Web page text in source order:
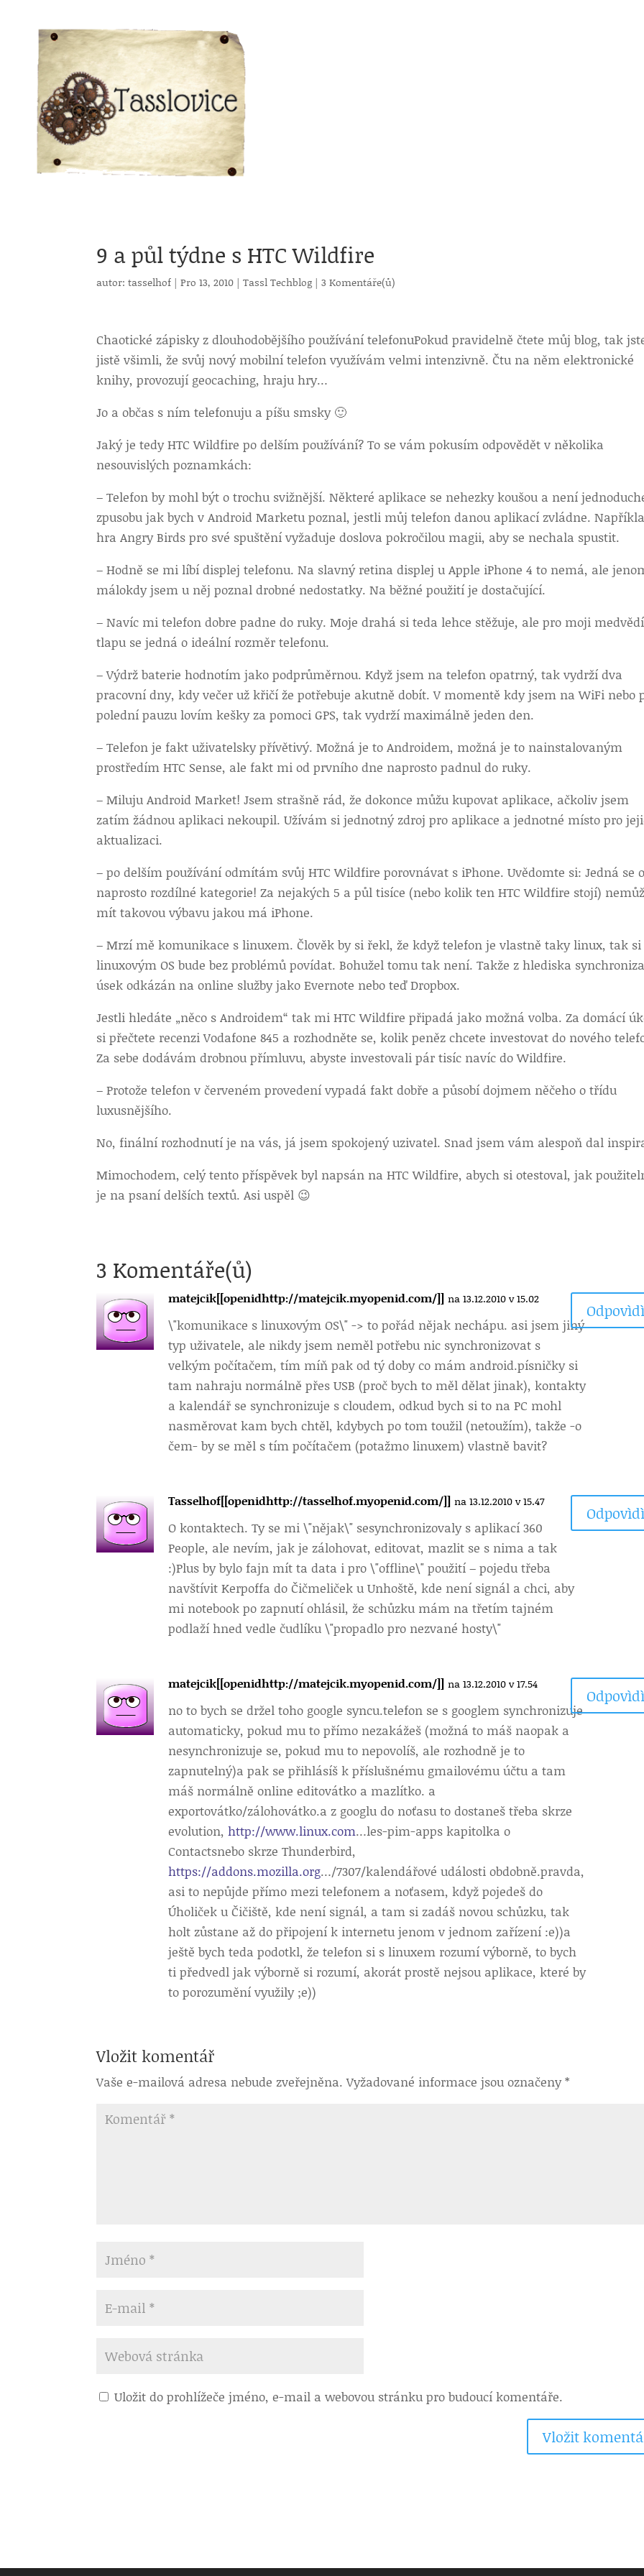
9 a půl týdne s HTC Wildfire
autor:tasselhof |Pro 13, 2010 |Tassl Techblog |3 Komentáře(ů)
Chaotické zápisky z dlouhodobějšího používání telefonuPokud pravidelně čtete můj blog, tak
jistě všimli, že svůj nový mobilní telefon využívám velmi intenzivně. Čtu na něm elektronické
knihy, provozují geocaching, hraju hry…
Jo a občas s ním telefonuju a píšu smsky 🙂
Jaký je tedy HTC Wildfire po delším používání? To se vám pokusím odpovědět v několika
nesouvislých poznamkách:
– Telefon by mohl být o trochu svižnější. Některé aplikace se nehezky koušou a není
zpusobu jak bych v Android Marketu poznal, jestli můj telefon danou aplikací zvládne.
hra Angry Birds pro své spuštění vyžaduje doslova pokročilou magii, aby se nechala spustit.
– Hodně se mi líbí displej telefonu. Na slavný retina displej u Apple iPhone 4 to nemá, ale
málokdy jsem u něj poznal drobné nedostatky. Na běžné použití je dostačující.
– Navíc mi telefon dobre padne do ruky. Moje drahá si teda lehce stěžuje, ale pro moji medvědí
tlapu se jedná o ideální rozměr telefonu.
– Výdrž baterie hodnotím jako podprůměrnou. Když jsem na telefon opatrný, tak vydrží dva
pracovní dny, kdy večer už křičí že potřebuje akutně dobít. V momentě kdy jsem na WiFi nebo
polední pauzu lovím kešky za pomoci GPS, tak vydrží maximálně jeden den.
– Telefon je fakt uživatelsky přívětivý. Možná je to Androidem, možná je to nainstalovaným
prostředím HTC Sense, ale fakt mi od prvního dne naprosto padnul do ruky.
– Miluju Android Market! Jsem strašně rád, že dokonce můžu kupovat aplikace, ačkoliv jsem
zatím žádnou aplikaci nekoupil. Užívám si jednotný zdroj pro aplikace a jednotné místo pro
aktualizaci.
– po delším používání odmítám svůj HTC Wildfire porovnávat s iPhone. Uvědomte si: Jedná se
naprosto rozdílné kategorie! Za nejakých 5 a půl tisíce (nebo kolik ten HTC Wildfire stojí)
mít takovou výbavu jakou má iPhone.
– Mrzí mě komunikace s linuxem. Člověk by si řekl, že když telefon je vlastně taky linux, tak si
linuxovým OS bude bez problémů povídat. Bohužel tomu tak není. Takže z hlediska
úsek odkázán na online služby jako Evernote nebo teď Dropbox.
Jestli hledáte „něco s Androidem“ tak mi HTC Wildfire připadá jako možná volba. Za domácí
si přečtete recenzi Vodafone 845 a rozhodněte se, kolik peněz chcete investovat do nového
Za sebe dodávám drobnou přímluvu, abyste investovali pár tisíc navíc do Wildfire.
– Protože telefon v červeném provedení vypadá fakt dobře a působí dojmem něčeho o třídu
luxusnějšího.
No, finální rozhodnutí je na vás, já jsem spokojený uzivatel. Snad jsem vám alespoň dal
Mimochodem, celý tento příspěvek byl napsán na HTC Wildfire, abych si otestoval, jak
je na psaní delších textů. Asi uspěl 😉
3 Komentáře(ů)
matejcik[[openidhttp://matejcik.myopenid.com/]] na 13.12.2010 v 15.02
\"komunikace s linuxovým OS\" -> to pořád nějak nechápu. asi jsem jiný
typ uživatele, ale nikdy jsem neměl potřebu nic synchronizovat s
velkým počítačem, tím míň pak od tý doby co mám android.písničky si
tam nahraju normálně přes USB (proč bych to měl dělat jinak), kontakty
a kalendář se synchronizuje s cloudem, odkud bych si to na PC mohl
nasměrovat kam bych chtěl, kdybych po tom toužil (netoužím), takže -o
čem- by se měl s tím počítačem (potažmo linuxem) vlastně bavit?
Tasselhof[[openidhttp://tasselhof.myopenid.com/]] na 13.12.2010 v 15.47
O kontaktech. Ty se mi \"nějak\" sesynchronizovaly s aplikací 360
People, ale nevím, jak je zálohovat, editovat, mazlit se s nima a tak
:)Plus by bylo fajn mít ta data i pro \"offline\" použití – pojedu třeba
navštívit Kerpoffa do Čičmeliček u Unhoště, kde není signál a chci, aby
mi notebook po zapnutí ohlásil, že schůzku mám na třetím tajném
podlaží hned vedle čudlíku \"propadlo pro nezvané hosty\"
matejcik[[openidhttp://matejcik.myopenid.com/]] na 13.12.2010 v 17.54
no to bych se držel toho google syncu.telefon se s googlem synchronizuje
automaticky, pokud mu to přímo nezakážeš (možná to máš naopak a
nesynchronizuje se, pokud mu to nepovolíš, ale rozhodně je to
zapnutelný)a pak se přihlásíš k příslušnému gmailovému účtu a tam
máš normálně online editovátko a mazlítko. a
exportovátko/zálohovátko.a z googlu do noťasu to dostaneš třeba skrze
evolution,http://www.linux.com…les-pim-apps kapitolka o
Contactsnebo skrze Thunderbird,
https://addons.mozilla.org…/7307/kalendářové události obdobně.pravda,
asi to nepůjde přímo mezi telefonem a noťasem, když pojedeš do
Úholiček u Čičiště, kde není signál, a tam si zadáš novou schůzku, tak
holt zůstane až do připojení k internetu jenom v jednom zařízení :e))a
ještě bych teda podotkl, že telefon si s linuxem rozumí výborně, to bych
ti předvedl jak výborně si rozumí, akorát prostě nejsou aplikace, které by
to porozumění využily ;e))
Vložit komentář
Vaše e-mailová adresa nebude zveřejněna. Vyžadované informace jsou označeny*
Uložit do prohlížeče jméno, e-mail a webovou stránku pro budoucí komentáře.